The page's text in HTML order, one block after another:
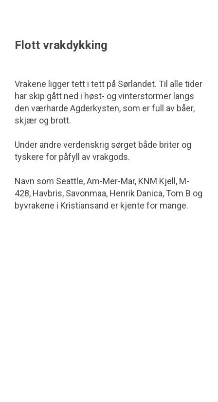
Flott vrakdykking
Vrakene ligger tett i tett på Sørlandet. Til alle tider
har skip gått ned i høst- og vinterstormer langs
den værharde Agderkysten, som er full av båer,
skjær og brott.
Under andre verdenskrig sørget både briter og
tyskere for påfyll av vrakgods.
Navn som Seattle, Am-Mer-Mar, KNM Kjell, M-
428, Havbris, Savonmaa, Henrik Danica, Tom B og
byvrakene i Kristiansand er kjente for mange.